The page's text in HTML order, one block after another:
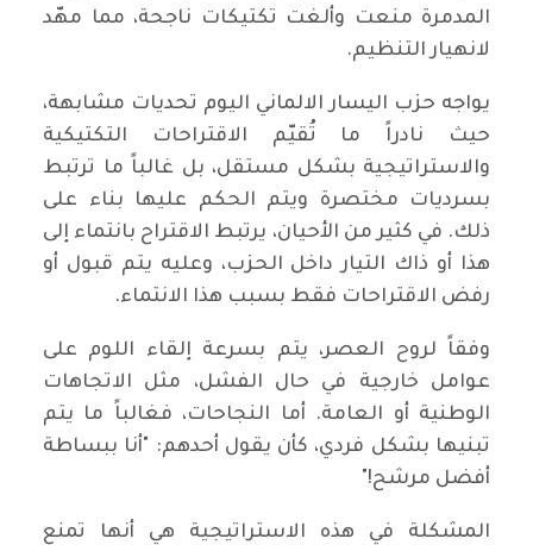
المدمرة منعت وألغت تكتيكات ناجحة، مما مهّد
لانهيار التنظيم.
يواجه حزب اليسار الالماني اليوم تحديات مشابهة،
حيث نادراً ما تُقيّم الاقتراحات التكتيكية
والاستراتيجية بشكل مستقل، بل غالباً ما ترتبط
بسرديات مختصرة ويتم الحكم عليها بناء على
ذلك. في كثير من الأحيان، يرتبط الاقتراح بانتماء إلى
هذا أو ذاك التيار داخل الحزب، وعليه يتم قبول أو
رفض الاقتراحات فقط بسبب هذا الانتماء.
وفقاً لروح العصر، يتم بسرعة إلقاء اللوم على
عوامل خارجية في حال الفشل، مثل الاتجاهات
الوطنية أو العامة. أما النجاحات، فغالباً ما يتم
تبنيها بشكل فردي، كأن يقول أحدهم: "أنا ببساطة
أفضل مرشح!"
المشكلة في هذه الاستراتيجية هي أنها تمنع